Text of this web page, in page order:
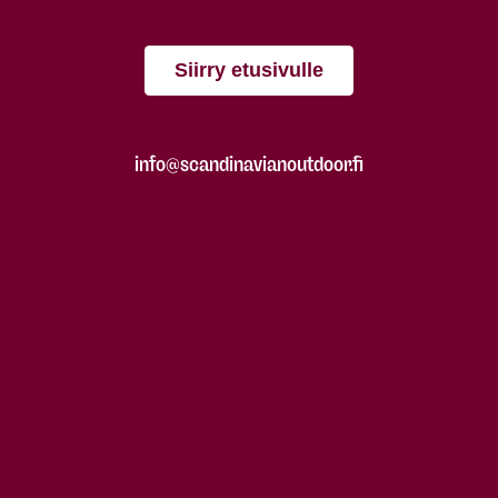
Siirry etusivulle
info@scandinavianoutdoor.fi